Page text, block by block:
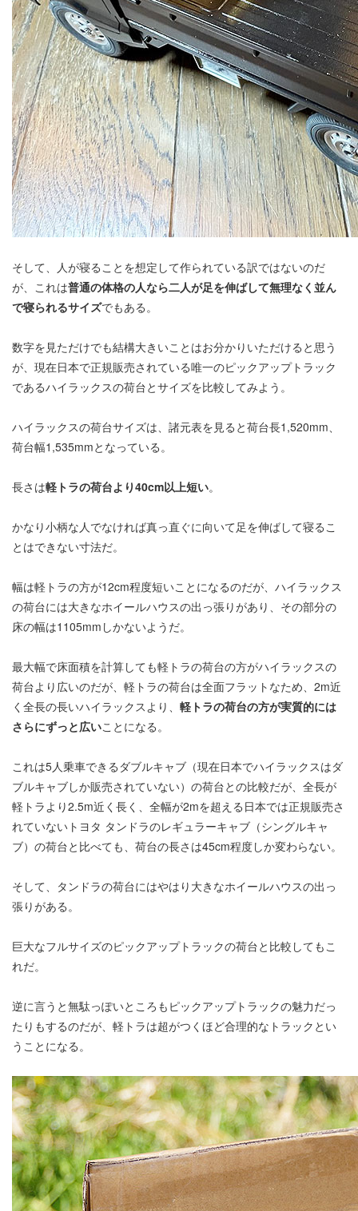
そして、人が寝ることを想定して作られている訳ではないのだ
が、これは普通の体格の人なら二人が足を伸ばして無理なく並ん
で寝られるサイズでもある。
数字を見ただけでも結構大きいことはお分かりいただけると思う
が、現在日本で正規販売されている唯一のピックアップトラック
であるハイラックスの荷台とサイズを比較してみよう。
ハイラックスの荷台サイズは、諸元表を見ると荷台長1,520mm、
荷台幅1,535mmとなっている。
長さは軽トラの荷台より40cm以上短い。
かなり小柄な人でなければ真っ直ぐに向いて足を伸ばして寝るこ
とはできない寸法だ。
幅は軽トラの方が12cm程度短いことになるのだが、ハイラックス
の荷台には大きなホイールハウスの出っ張りがあり、その部分の
床の幅は1105mmしかないようだ。
最大幅で床面積を計算しても軽トラの荷台の方がハイラックスの
荷台より広いのだが、軽トラの荷台は全面フラットなため、2m近
く全長の長いハイラックスより、 軽トラの荷台の方が実質的には
さらにずっと広いことになる。
これは5人乗車できるダブルキャブ（現在日本でハイラックスはダ
ブルキャブしか販売されていない）の荷台との比較だが、全長が
軽トラより2.5m近く長く、全幅が2mを超える日本では正規販売さ
れていないトヨタ タンドラのレギュラーキャブ（シングルキャ
ブ）の荷台と比べても、荷台の長さは45cm程度しか変わらない。
そして、タンドラの荷台にはやはり大きなホイールハウスの出っ
張りがある。
巨大なフルサイズのピックアップトラックの荷台と比較してもこ
れだ。
逆に言うと無駄っぽいところもピックアップトラックの魅力だっ
たりもするのだが、軽トラは超がつくほど合理的なトラックとい
うことになる。